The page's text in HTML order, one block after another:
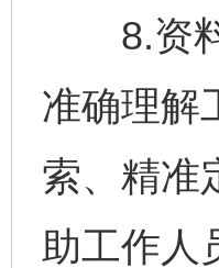
8.资料
准确理解
索、精准
助工作人